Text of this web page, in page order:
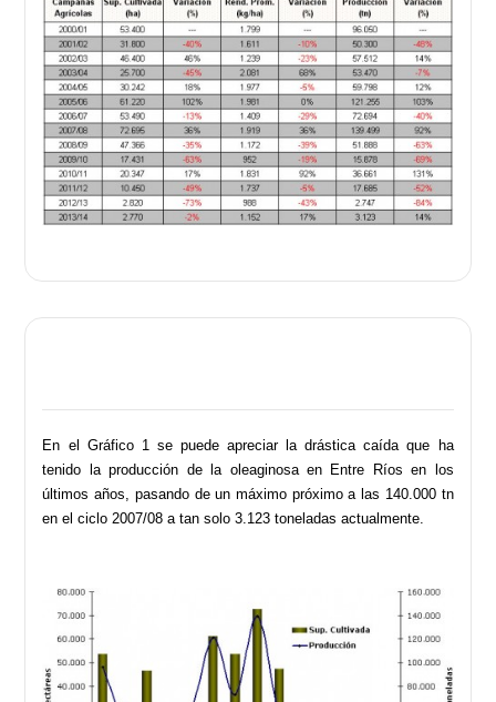
En el Gráfico 1 se puede apreciar la drástica caída que ha
tenido la producción de la oleaginosa en Entre Ríos en los
últimos años, pasando de un máximo próximo a las 140.000 tn
en el ciclo 2007/08 a tan solo 3.123 toneladas actualmente.